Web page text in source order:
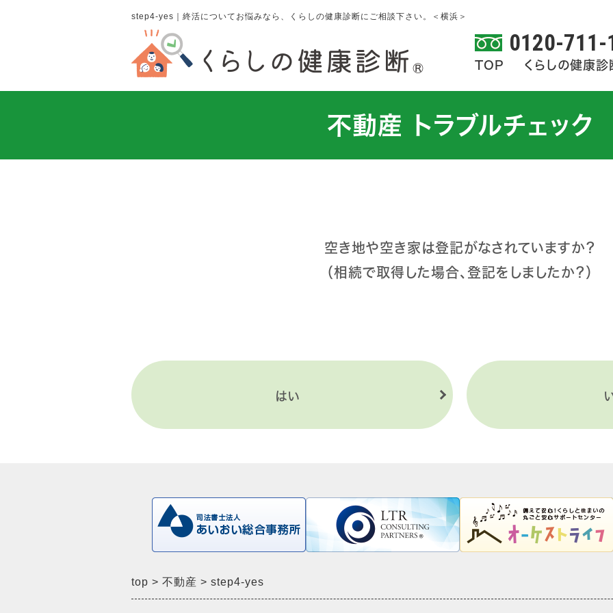
step4-yes｜終活についてお悩みなら、くらしの健康診断にご相談下さい。＜横浜＞
0120-711-
TOP くらしの健康
不動産 トラブルチェック
空き地や空き家は登記がなされていますか？
（相続で取得した場合、登記をしましたか？）
はい
top 不動産 step4-yes